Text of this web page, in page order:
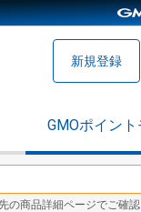
新規登録
GMOポイン
商品詳細ページでご確認